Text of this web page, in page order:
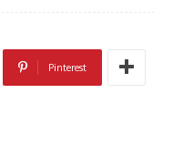
Pinterest